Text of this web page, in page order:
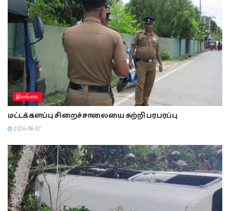
இலங்கை
மட்டக்களப்பு சிறைச்சாலையை சுற்றி பரபரப்பு
2026-08-07